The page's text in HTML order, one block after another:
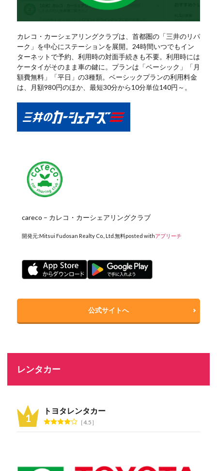
カレコ・カーシェアリングクラブは、首都圏の「三井のリパ
ーク」を中心にステーションを展開。24時間いつでもイン
ターネットで予約、利用時の対面手続きも不要。利用時には
ケータイがそのまま車の鍵に。プランは「ベーシック」「月
額費無料」「平日」の3種類。ベーシックプランの利用料金
は、月額980円のほか、最短30分から10分単位140円～。
careco – カレコ・カーシェアリングクラブ
開発元:Mitsui Fudosan Realty Co., Ltd. 無料posted withアプリーチ
公式サイトへ
レンタカー
トヨタレンタカー
4.5